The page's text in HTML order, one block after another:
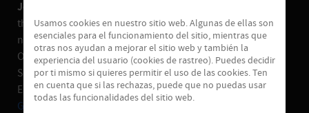
JoomlaEmpresa.es
the Joomla! Project or Open Source Matters. The Joomla!
name and logo is used under a limited license granted by
Open Source Matters the trademark holder in the United
States and other countries. Copyright © 2017 Joomla
Empresa.Joomla! es software libre, liberado bajo laGNU
General Public License.
Usamos cookies en nuestro sitio web. Algunas de ellas son
esenciales para el funcionamiento del sitio, mientras que
otras nos ayudan a mejorar el sitio web y también la
experiencia del usuario (cookies de rastreo). Puedes decidir
por ti mismo si quieres permitir el uso de las cookies. Ten
en cuenta que si las rechazas, puede que no puedas usar
todas las funcionalidades del sitio web.